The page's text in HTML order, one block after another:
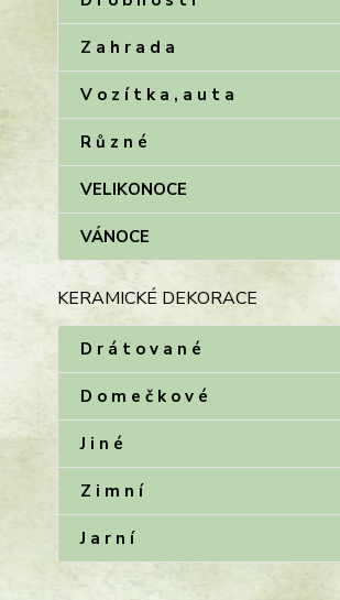
Z a h r a d a
V o z í t k a , a u t a
R ů z n é
VELIKONOCE
VÁNOCE
KERAMICKÉ DEKORACE
D r á t o v a n é
D o m e č k o v é
J i n é
Z i m n í
J a r n í